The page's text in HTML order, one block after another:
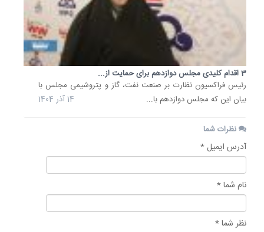
3 اقدام کلیدی مجلس دوازدهم برای حمایت از...
رئیس فراکسیون نظارت بر صنعت نفت، گاز و پتروشیمی مجلس با
بیان این‌ که مجلس دوازدهم با...
14 آذر 1404
نظرات شما
آدرس ایمیل *
نام شما *
نظر شما *